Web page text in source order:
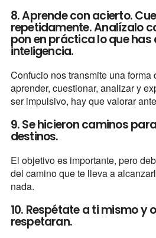
8. Aprende con acierto.
repetidamente. Analízalo
pon en práctica lo que
inteligencia.
Confucio nos transmite una forma
aprender, cuestionar, analizar y
ser impulsivo, hay que valorar
9. Se hicieron caminos
destinos.
El objetivo es importante, pero
del camino que te lleva a
nada.
10. Respétate a ti mismo y
respetaran.